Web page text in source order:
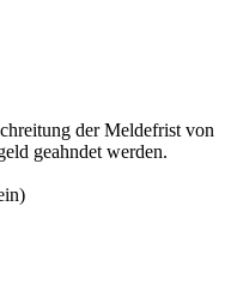
der Meldefrist von
geahndet werden.